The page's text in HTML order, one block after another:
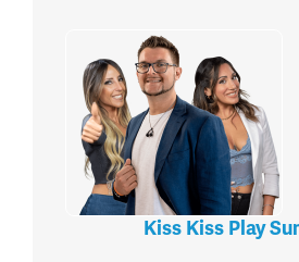
Kiss Kiss Play